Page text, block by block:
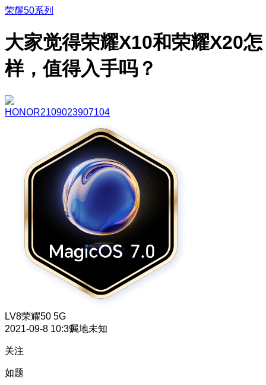
荣耀50系列
大家觉得荣耀X10和荣耀X20怎
样，值得入手吗？
HONOR2109023907104
LV8荣耀50 5G
2021-09-8 10:39属地未知
关注
如题